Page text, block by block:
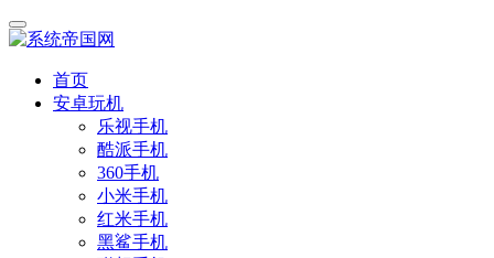
首页
安卓玩机
乐视手机
酷派手机
360手机
小米手机
红米手机
黑鲨手机